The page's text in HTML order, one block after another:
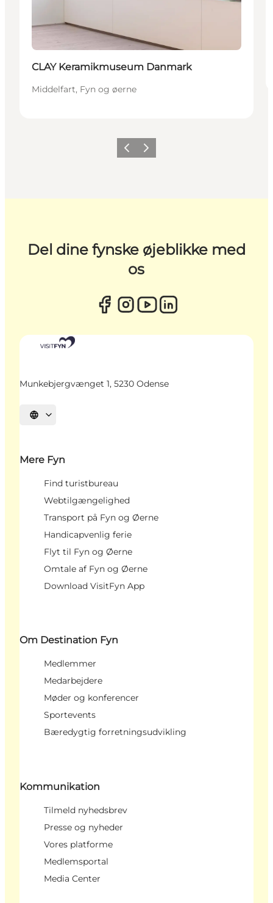
CLAY Keramikmuseum Danmark
Middelfart, Fyn og øerne
ForrigeNæste
Del dine fynske øjeblikke med
os
Munkebjergvænget 1, 5230 Odense
Vælg sprog
Mere Fyn
Find turistbureau
Webtilgængelighed
Transport på Fyn og Øerne
Handicapvenlig ferie
Flyt til Fyn og Øerne
Omtale af Fyn og Øerne
Download VisitFyn App
Om Destination Fyn
Medlemmer
Medarbejdere
Møder og konferencer
Sportevents
Bæredygtig forretningsudvikling
Kommunikation
Tilmeld nyhedsbrev
Presse og nyheder
Vores platforme
Medlemsportal
Media Center